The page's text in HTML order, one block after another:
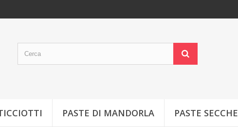
PASTE DI MANDORLA PASTE SECCHE